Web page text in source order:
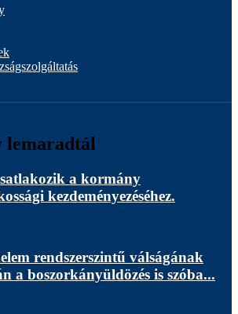
lemaradtál
a kormány
kezdeményezéséhez.
rendszerszintű válságának
a boszorkányüldözés is szóba...